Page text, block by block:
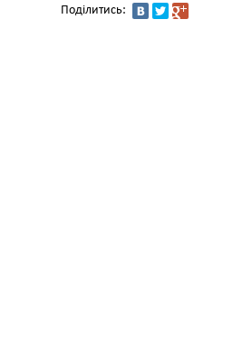
Поділитись: